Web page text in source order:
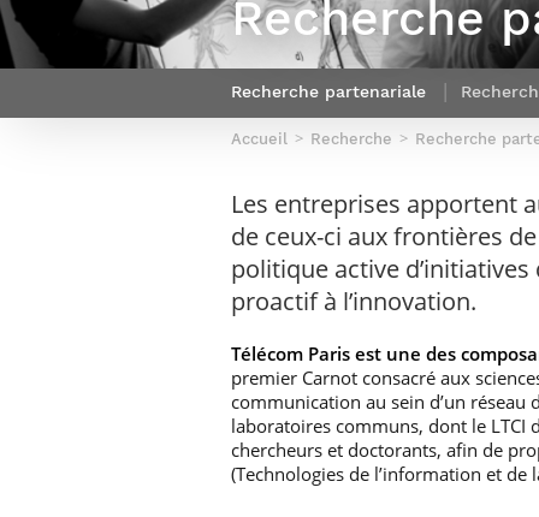
Sport (fr)
Mobilité en France
Parcours Numérique Responsable
Enquête 1er emploi
Expert cybersécurité des réseaux
et des systèmes d’information
Intelligence Artificielle – Expert
Manager des systèmes
d’information (admissions closes)
Recherche
Recherche partenariale
Accueil Recherche Recherche
Les entreprises apportent
de ceux-ci aux frontières
politique active
proactif à l’innovation.
Télécom Paris est une des
premier Carnot consacré aux
communication au sein d’un réseau
laboratoires communs, dont le LTCI
chercheurs et doctorants, afin de
(Technologies de l’information et de